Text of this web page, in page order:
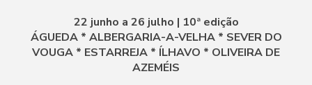
22 junho a 26 julho | 10ª edição
ÁGUEDA * ALBERGARIA-A-VELHA * SEVER DO
VOUGA * ESTARREJA * ÍLHAVO * OLIVEIRA DE
AZEMÉIS